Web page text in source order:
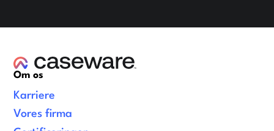
Om os
Karriere
Vores firma